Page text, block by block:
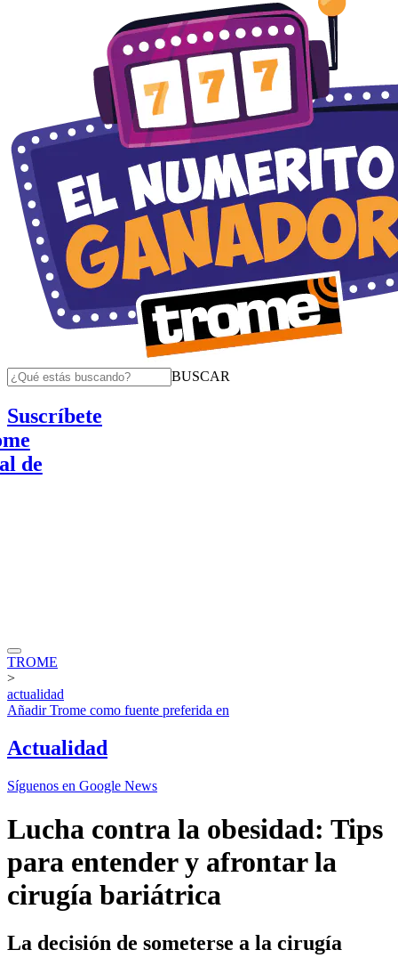
BUSCAR
Suscríbete
TROME
>
actualidad
AñadirTrome como fuente preferida en
Actualidad
Síguenos en Google News
Lucha contra la obesidad: Tips
para entender y afrontar la
cirugía bariátrica
La decisión de someterse a la cirugía